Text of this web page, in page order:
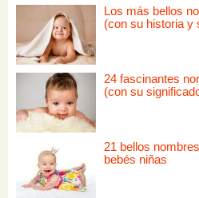
Los más bellos
(con su historia y
24 fascinantes
(con su
21 bellos
bebés niñas